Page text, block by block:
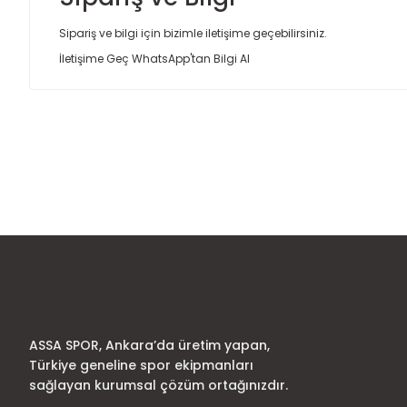
Sipariş ve bilgi için bizimle iletişime geçebilirsiniz.
İletişime Geç WhatsApp'tan Bilgi Al
Ürün bilgilerinde hatalar bulunuyor.
ASSA SPOR, Ankara’da üretim yapan,
Türkiye geneline spor ekipmanları
sağlayan kurumsal çözüm ortağınızdır.